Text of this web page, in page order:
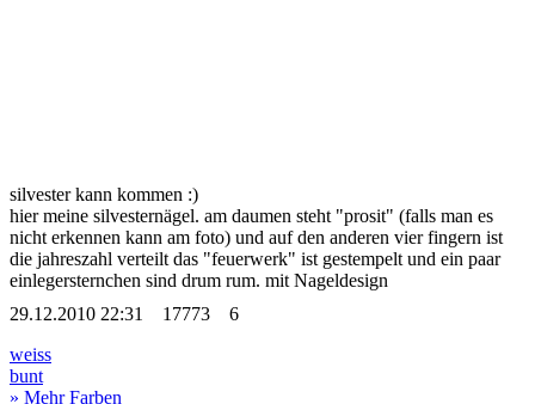
silvester kann kommen :)
hier meine silvesternägel. am daumen steht "prosit" (falls man es
nicht erkennen kann am foto) und auf den anderen vier fingern ist
die jahreszahl verteilt das "feuerwerk" ist gestempelt und ein paar
einlegersternchen sind drum rum. mit Nageldesign
29.12.2010 22:31
17773
6
weiss
bunt
» Mehr Farben